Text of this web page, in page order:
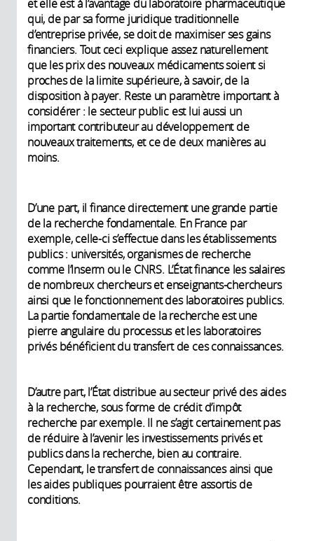
et elle est à l’avantage du laboratoire pharmaceutique
qui, de par sa forme juridique traditionnelle
d’entreprise privée, se doit de maximiser ses gains
financiers. Tout ceci explique assez naturellement
que les prix des nouveaux médicaments soient si
proches de la limite supérieure, à savoir, de la
disposition à payer. Reste un paramètre important à
considérer : le secteur public est lui aussi un
important contributeur au développement de
nouveaux traitements, et ce de deux manières au
moins.
D’une part, il finance directement une grande partie
de la recherche fondamentale. En France par
exemple, celle-ci s’effectue dans les établissements
publics : universités, organismes de recherche
comme l’Inserm ou le CNRS. L’État finance les salaires
de nombreux chercheurs et enseignants-chercheurs
ainsi que le fonctionnement des laboratoires publics.
La partie fondamentale de la recherche est une
pierre angulaire du processus et les laboratoires
privés bénéficient du transfert de ces connaissances.
D’autre part, l’État distribue au secteur privé des aides
à la recherche, sous forme de crédit d’impôt
recherche par exemple. Il ne s’agit certainement pas
de réduire à l’avenir les investissements privés et
publics dans la recherche, bien au contraire.
Cependant, le transfert de connaissances ainsi que
les aides publiques pourraient être assortis de
conditions.